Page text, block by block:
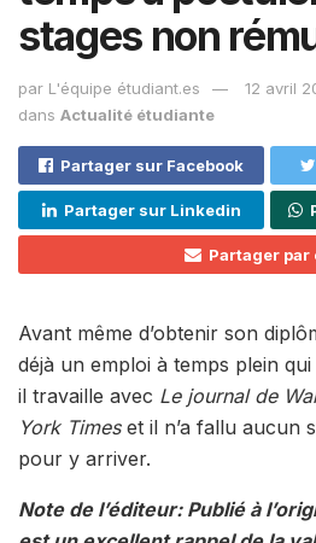
stages non
par L'équipe étudiant.es
12 avril
dans Actualité étudiante
Partager sur Facebook
Partager sur Linkedin
Partager par
Avant même d’obtenir son
déjà un emploi à temps plein qui
il travaille avec Le journal de
York Times et il n’a fallu aucun
pour y arriver.
Note de l’éditeur: Publié à